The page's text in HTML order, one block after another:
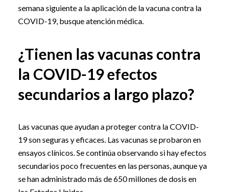
semana siguiente a la aplicación de la vacuna contra la
COVID-19, busque atención médica.
¿Tienen las vacunas contra
la COVID-19 efectos
secundarios a largo plazo?
Las vacunas que ayudan a proteger contra la COVID-
19 son seguras y eficaces. Las vacunas se probaron en
ensayos clínicos. Se continúa observando si hay efectos
secundarios poco frecuentes en las personas, aunque ya
se han administrado más de 650 millones de dosis en